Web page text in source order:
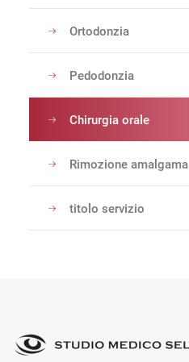
Ortodonzia
Pedodonzia
Chirurgia orale
Rimozione amalgama
titolo servizio